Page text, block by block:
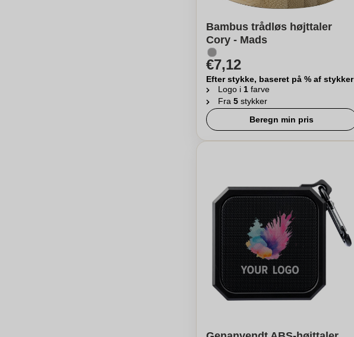
Bambus trådløs højttaler
Cory - Mads
€7,12
Efter stykke, baseret på % af stykker
Logo i 1 farve
Fra 5 stykker
Beregn min pris